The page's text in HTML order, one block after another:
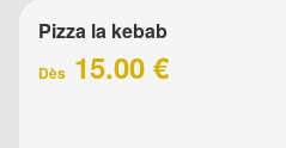
Pizza la kebab
Dès 15.00 €